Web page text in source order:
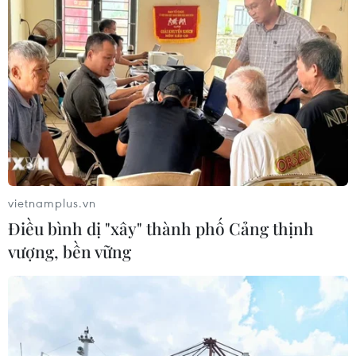
cấp 8.
vietnamplus.vn
Điều bình dị "xây" thành phố Cảng thịnh
vượng, bền vững